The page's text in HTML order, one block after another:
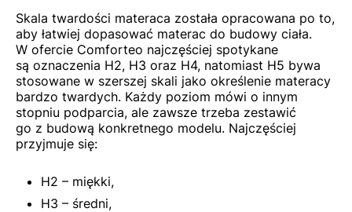
Skala twardości materaca została opracowana po to,
aby łatwiej dopasować materac do budowy ciała.
W ofercie Comforteo najczęściej spotykane
są oznaczenia H2, H3 oraz H4, natomiast H5 bywa
stosowane w szerszej skali jako określenie materacy
bardzo twardych. Każdy poziom mówi o innym
stopniu podparcia, ale zawsze trzeba zestawić
go z budową konkretnego modelu. Najczęściej
przyjmuje się:
H2 – miękki,
H3 – średni,